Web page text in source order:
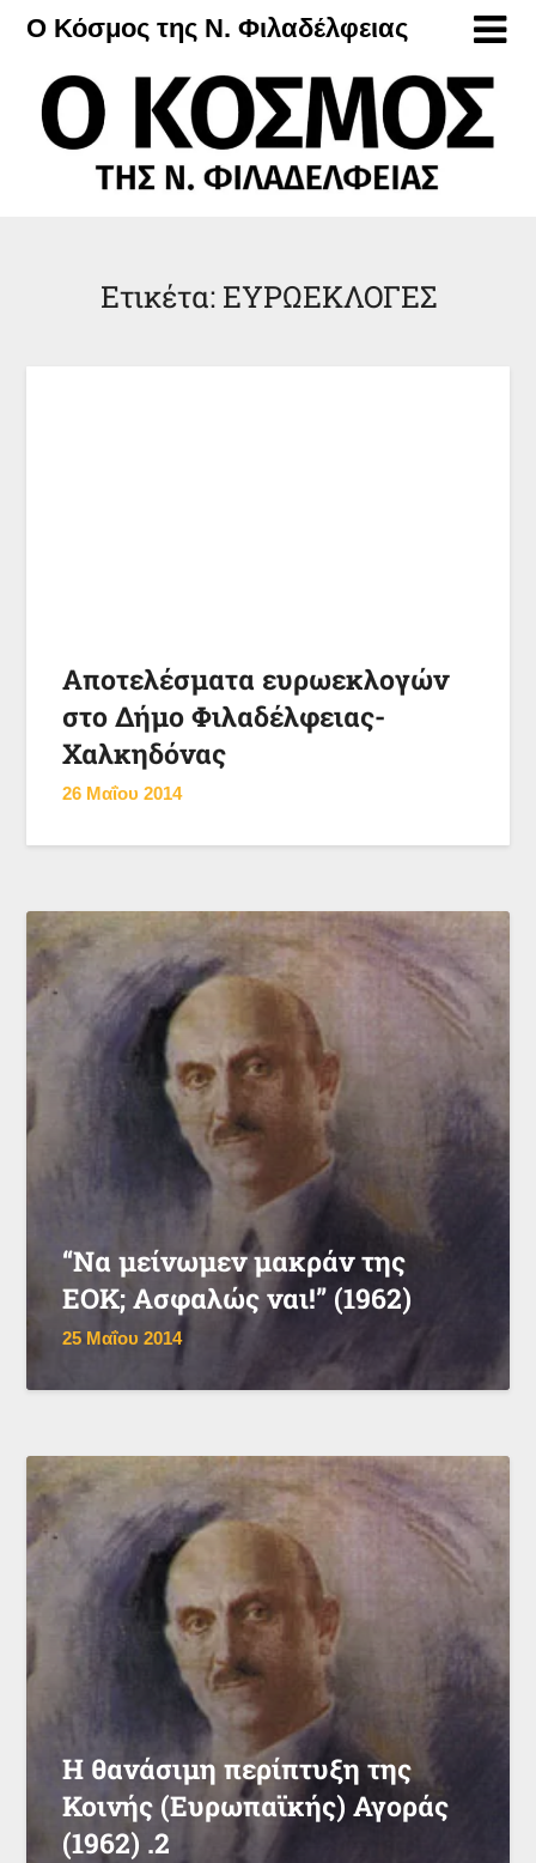
Μετάβαση
περιεχόμενο
Ο Κόσμος της Ν. Φιλαδέλφειας
Ετικέτα: ΕΥΡΩΕΚΛΟΓΕΣ
Αποτελέσματα ευρωεκλογών
στο Δήμο Φιλαδέλφειας-
Χαλκηδόνας
26 Μαΐου 2014
“Να μείνωμεν μακράν της
ΕΟΚ; Ασφαλώς ναι!” (1962)
25 Μαΐου 2014
Η θανάσιμη περίπτυξη της
Κοινής (Ευρωπαϊκής) Αγοράς
(1962) .2